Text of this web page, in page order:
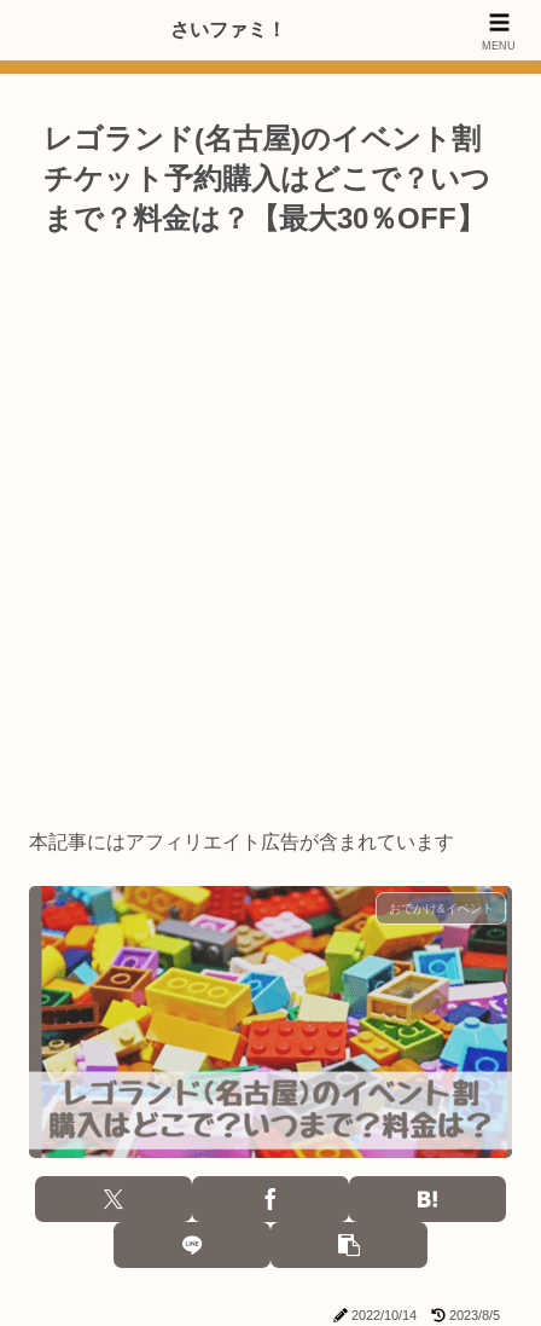
>>【PRのご協力内容更新しました】さいたま市のファミリー世代・20～
レゴランド(名古屋)のイベント割
チケット予約購入はどこで？いつ
まで？料金は？【最大30％OFF】
本記事にはアフィリエイト広告が含まれています
おでかけ&イベント
2022/10/14 2023/8/5
さいファミ！
MENU